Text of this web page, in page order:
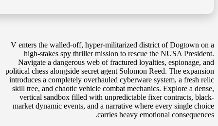
V enters the walled-off, hyper-militarized district of Dogtown on a
high-stakes spy thriller mission to rescue the NUSA President.
Navigate a dangerous web of fractured loyalties, espionage, and
political chess alongside secret agent Solomon Reed. The expansion
introduces a completely overhauled cyberware system, a fresh relic
skill tree, and chaotic vehicle combat mechanics. Explore a dense,
vertical sandbox filled with unpredictable fixer contracts, black-
market dynamic events, and a narrative where every single choice
carries heavy emotional consequences.